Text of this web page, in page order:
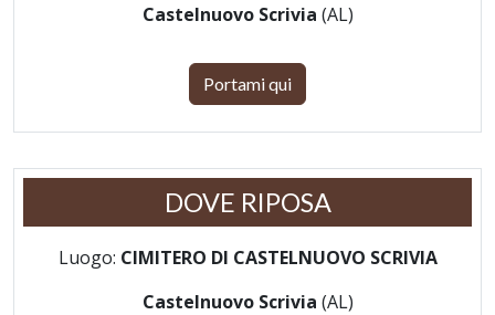
Castelnuovo Scrivia (AL)
Portami qui
DOVE RIPOSA
Luogo: CIMITERO DI CASTELNUOVO SCRIVIA
Castelnuovo Scrivia (AL)